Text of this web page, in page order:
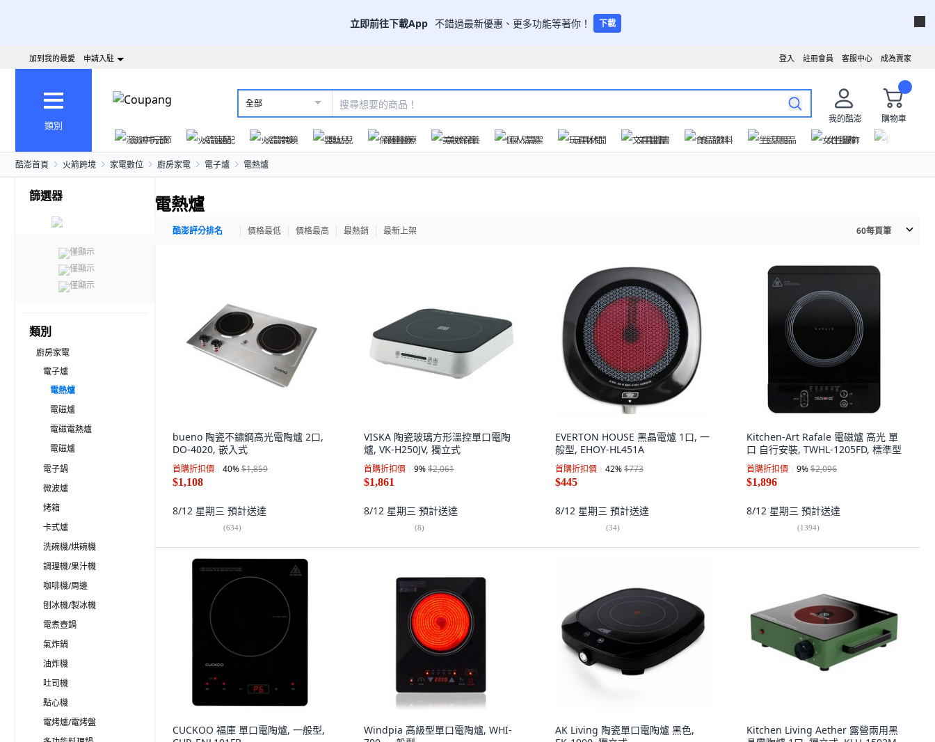
立即前往下載App 不錯過最新優惠、更多功能等著你！ 下載
成為賣家
客服中心
註冊會員
登入
加到我的最愛 申請入駐
類別
全部
我的酷澎
購物車
澎派中元節
火箭速配 火箭跨境 嬰幼兒 保健醫療 美妝保養 個人清潔 玩具休閒 文具圖書 食品飲料 生活用品 女性服飾
酷澎首頁 火箭跨境 家電數位 廚房家電 電子爐 電熱爐
篩選器
僅顯示
僅顯示
僅顯示
類別
廚房家電
電子爐
電熱爐
電磁爐
電磁電熱爐
電磁爐
電子鍋
微波爐
烤箱
卡式爐
洗碗機/烘碗機
調理機/果汁機
咖啡機/周邊
刨冰機/製冰機
電煮壺鍋
氣炸鍋
油炸機
吐司機
點心機
電烤爐/電烤盤
電熱爐
酷澎評分排名 價格最低 價格最高 最熱銷 最新上架 60每頁筆
bueno 陶瓷不鏽鋼高光電陶爐 2口,
DO-4020, 嵌入式
首購折扣價 40%$1,859
$1,108
8/12 星期三 預計送達
(634)
VISKA 陶瓷玻璃方形溫控單口電陶
爐, VK-H250JV, 獨立式
首購折扣價 9%$2,061
$1,861
8/12 星期三 預計送達
(8)
EVERTON HOUSE 黑晶電爐 1口, 一
般型, EHOY-HL451A
首購折扣價 42%$773
$445
8/12 星期三 預計送達
(34)
Kitchen-Art Rafale 電磁爐 高光 單
口 自行安裝, TWHL-1205FD, 標準型
首購折扣價 9%$2,096
$1,896
8/12 星期三 預計送達
(1394)
CUCKOO 福庫 單口電陶爐, 一般型,
Windpia 高級型單口電陶爐, WHI-
AK Living 陶瓷單口電陶爐 黑色,
Kitchen Living Aether 露營兩用黑